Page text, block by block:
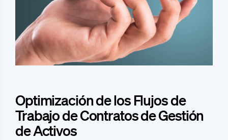
Optimización de los Flujos de
Trabajo de Contratos de Gestión
de Activos